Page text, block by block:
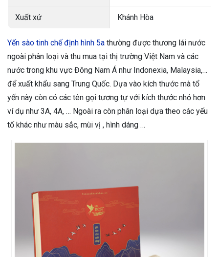
Xuất xứ Khánh Hòa
Yến sào tinh chế định hình 5a thường được thương lái nước
ngoài phân loại và thu mua tại thị trường Việt Nam và các
nước trong khu vực Đông Nam Á như Indonexia, Malaysia,…
để xuất khẩu sang Trung Quốc. Dựa vào kích thước mà tổ
yến này còn có các tên gọi tương tự với kích thước nhỏ hơn
ví dụ như 3A, 4A, … Ngoài ra còn phân loại dựa theo các yếu
tố khác như màu sắc, mùi vị , hình dáng …